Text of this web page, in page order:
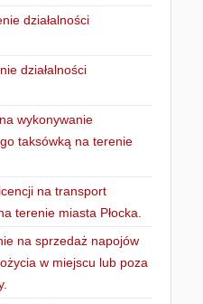
działalności
działalności
wykonywanie
taksówką na terenie
na transport
terenie miasta Płocka.
na sprzedaż napojów
w miejscu lub poza